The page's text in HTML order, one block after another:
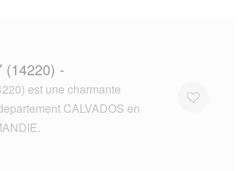
(14220) -
est une charmante
CALVADOS en